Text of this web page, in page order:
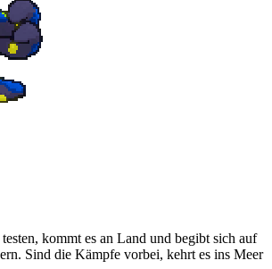
kommt es an Land und begibt sich auf
Sind die Kämpfe vorbei, kehrt es ins Meer